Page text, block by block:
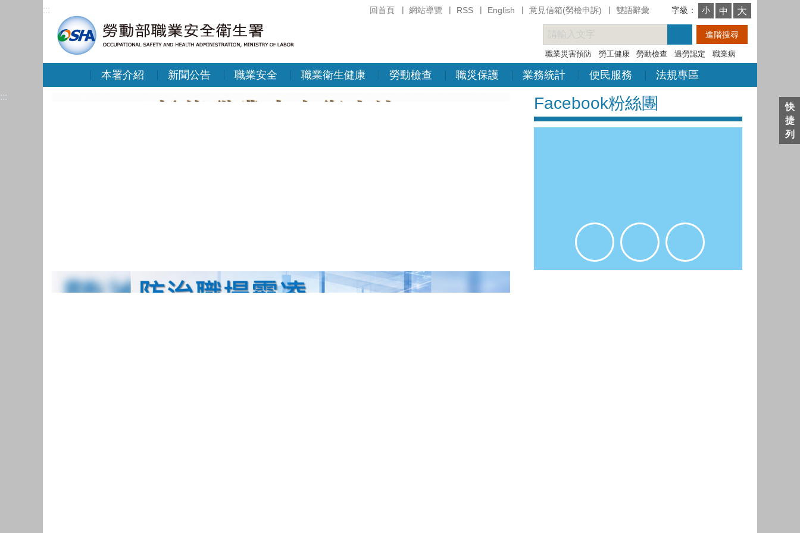
::: 回首頁 網站導覽 RSS English 意見信箱(勞檢申訴) 雙語辭彙 字級： 小 中 大
職業災害預防 勞工健康 勞動檢查 過勞認定 職業病
本署介紹 新聞公告 職業安全 職業衛生健康 勞動檢查 職災保護 業務統計 便民服務 法規專區
::: Facebook粉絲團
快
捷
列